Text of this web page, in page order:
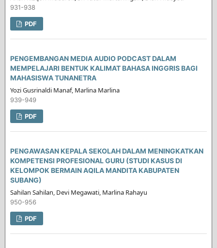
931-938
PDF
PENGEMBANGAN MEDIA AUDIO PODCAST DALAM
MEMPELAJARI BENTUK KALIMAT BAHASA INGGRIS BAGI
MAHASISWA TUNANETRA
Yozi Gusrinaldi Manaf, Marlina Marlina
939-949
PDF
PENGAWASAN KEPALA SEKOLAH DALAM MENINGKATKAN
KOMPETENSI PROFESIONAL GURU (STUDI KASUS DI
KELOMPOK BERMAIN AQILA MANDITA KABUPATEN
SUBANG)
Sahilan Sahilan, Devi Megawati, Marlina Rahayu
950-956
PDF